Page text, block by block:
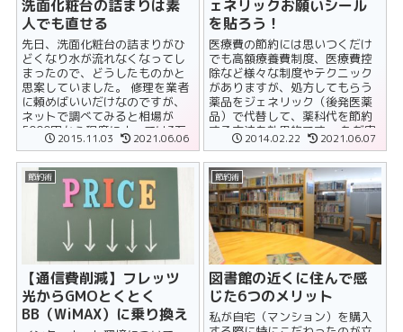
洗面化粧台の詰まりは素
人でも直せる
先日、洗面化粧台の詰まりがひ
どくなり水が流れなくなってし
まったので、どうしたものかと
思案していました。 修理を業者
に頼めばいいだけなのですが、
ネットで調べてみると相場が
5000円から程度によっては3万
円くらいかかるケースが多いと
のこと（泣......
2015.11.03 2021.06.06
ェネリックお願いシール
を貼ろう！
医療費の節約には思いつくだけ
でも高額療養費制度、医療費控
除など様々な制度やテクニック
がありますが、処方してもらう
薬品をジェネリック（後発医薬
品）で代替して、薬科代を節約
する方法も効果的です。 ただ実
際には、特に気が小さい人はな
かなか窓口で......
2014.02.22 2021.06.07
節約術
【通信費削減】フレッツ
光からGMOとくとく
BB（WiMAX）に乗り換え
節約術
図書館の近くに住んで感
じた6つのメリット
私が自宅（マンション）を購入